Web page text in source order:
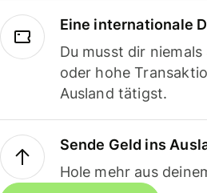
Eine internationale
Du musst dir
oder hohe
Ausland tätigst.
Sende Geld ins
Hole mehr aus